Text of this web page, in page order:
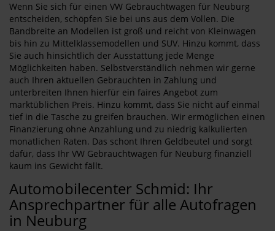
Wenn Sie sich für einen VW Gebrauchtwagen für Neuburg
entscheiden, schöpfen Sie bei uns aus dem Vollen. Die
Bandbreite an Modellen ist groß und reicht von Kleinwagen
bis hin zu Mittelklassemodellen und SUV. Hinzu kommt, dass
Sie auch hinsichtlich der Ausstattung jede Menge
Möglichkeiten haben. Selbstverständlich nehmen wir gerne
auch Ihren aktuellen Gebrauchten in Zahlung und
unterbreiten Ihnen hierfür ein faires Angebot zum
marktüblichen Preis. Hinzu kommt, dass Sie nicht auf einmal
tief in die Tasche zu greifen brauchen. Wir ermöglichen einen
Finanzierung ohne Anzahlung und zu niedrig kalkulierten
monatlichen Raten. Das schont Ihren Geldbeutel und sorgt
dafür, dass Ihr VW Gebrauchtwagen für Neuburg finanziell
kaum ins Gewicht fällt.
Automobilecenter Schmid: Ihr
Ansprechpartner für alle Autofragen
in Neuburg